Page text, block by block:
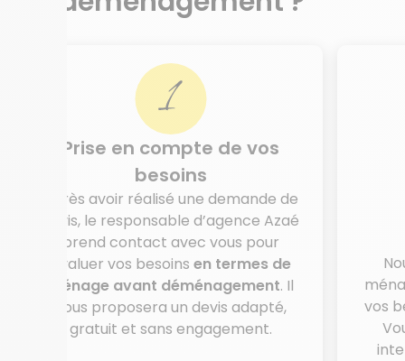
Prise en compte de vos
besoins
Après avoir réalisé une demande de
devis, le responsable d’agence Azaé
prend contact avec vous pour
évaluer vos besoins en termes de
ménage avant déménagement. Il
vous proposera un devis adapté,
gratuit et sans engagement.
vos